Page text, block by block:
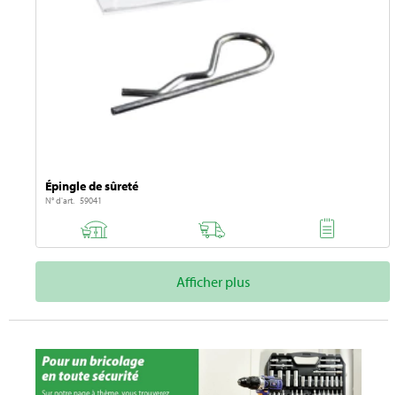
Épingle de sûreté
N° d'art. 59041
Afficher plus